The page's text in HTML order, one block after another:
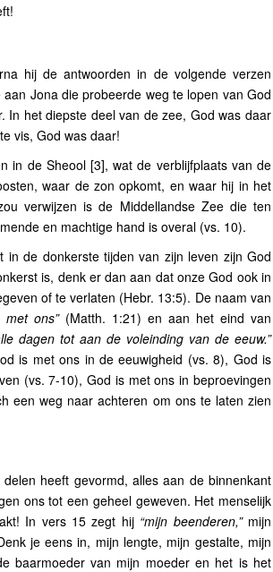
hij de antwoorden in de volgende verzen
Jona die probeerde weg te lopen van God
In het diepste deel van de zee, God was daar
vis, God was daar!
in de Sheool [3], wat de verblijfplaats van de
waar de zon opkomt, en waar hij in het
verwijzen is de Middellandse Zee die ten
en machtige hand is overal (vs. 10).
de donkerste tijden van zijn leven zijn God
is, denk er dan aan dat onze God ook in
of te verlaten (Hebr. 13:5). De naam van
met ons”(Matth. 1:21) en aan het eind van
dagen tot aan de voleinding van de eeuw.”
is met ons in de eeuwigheid (vs. 8), God is
(vs. 7-10), God is met ons in beproevingen
een weg naar achteren om ons te laten zien
heeft gevormd, alles aan de binnenkant
ons tot een geheel geweven. Het menselijk
In vers 15 zegt hij “mijn beenderen,”mijn
je eens in, mijn lengte, mijn gestalte, mijn
baarmoeder van mijn moeder en het is het